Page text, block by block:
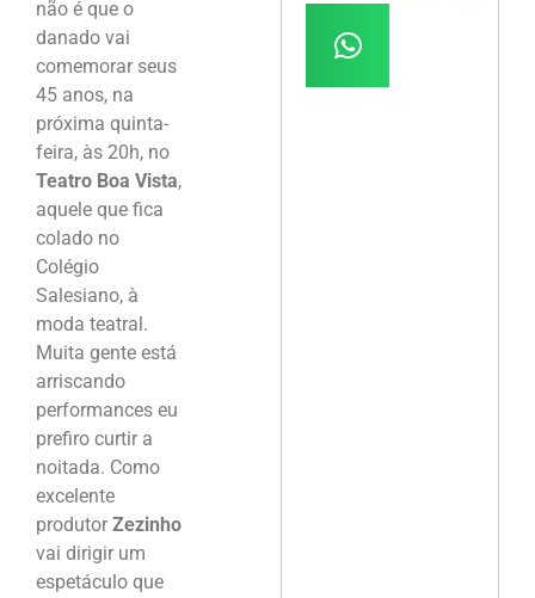
não é que o
danado vai
comemorar seus
45 anos, na
próxima quinta-
feira, às 20h, no
Teatro Boa Vista,
aquele que fica
colado no
Colégio
Salesiano, à
moda teatral.
Muita gente está
arriscando
performances eu
prefiro curtir a
noitada. Como
excelente
produtor Zezinho
vai dirigir um
espetáculo que